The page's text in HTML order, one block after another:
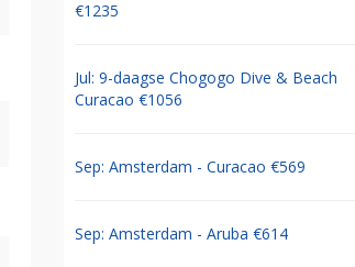
€1235
Jul: 9-daagse Chogogo Dive & Beach
Curacao €1056
Sep: Amsterdam - Curacao €569
Sep: Amsterdam - Aruba €614